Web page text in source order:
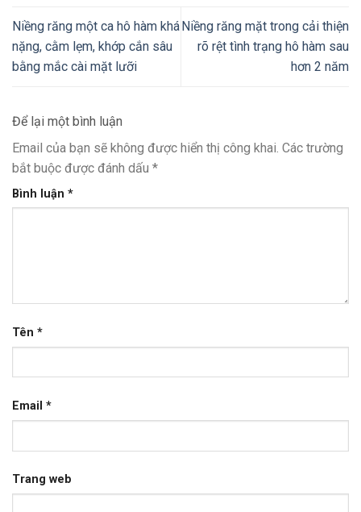
Niềng răng một ca hô hàm khá
nặng, cằm lẹm, khớp cắn sâu
bằng mắc cài mặt lưỡi
Niềng răng mặt trong cải thiện
rõ rệt tình trạng hô hàm sau
hơn 2 năm
Để lại một bình luận
Email của bạn sẽ không được hiển thị công khai. Các trường
bắt buộc được đánh dấu *
Bình luận *
Tên *
Email *
Trang web